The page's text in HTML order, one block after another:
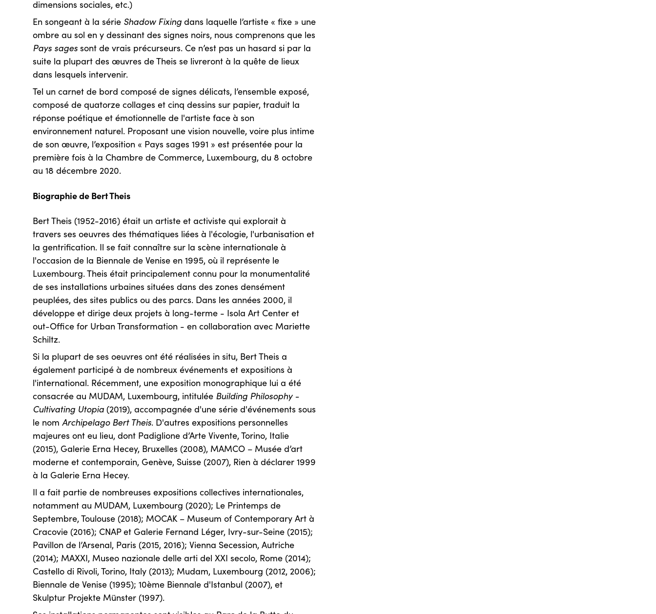
dimensions sociales, etc.)
En songeant à la série Shadow Fixing dans laquelle l’artiste « fixe » une
ombre au sol en y dessinant des signes noirs, nous comprenons que les
Pays sages sont de vrais précurseurs. Ce n’est pas un hasard si par la
suite la plupart des œuvres de Theis se livreront à la quête de lieux
dans lesquels intervenir.
Tel un carnet de bord composé de signes délicats, l’ensemble exposé,
composé de quatorze collages et cinq dessins sur papier, traduit la
réponse poétique et émotionnelle de l'artiste face à son
environnement naturel. Proposant une vision nouvelle, voire plus intime
de son œuvre, l’exposition « Pays sages 1991 » est présentée pour la
première fois à la Chambre de Commerce, Luxembourg, du 8 octobre
au 18 décembre 2020.
Biographie de Bert Theis
Bert Theis (1952-2016) était un artiste et activiste qui explorait à
travers ses oeuvres des thématiques liées à l'écologie, l'urbanisation et
la gentrification. Il se fait connaître sur la scène internationale à
l'occasion de la Biennale de Venise en 1995, où il représente le
Luxembourg. Theis était principalement connu pour la monumentalité
de ses installations urbaines situées dans des zones densément
peuplées, des sites publics ou des parcs. Dans les années 2000, il
développe et dirige deux projets à long-terme - Isola Art Center et
out-Office for Urban Transformation - en collaboration avec Mariette
Schiltz.
Si la plupart de ses oeuvres ont été réalisées in situ, Bert Theis a
également participé à de nombreux événements et expositions à
l'international. Récemment, une exposition monographique lui a été
consacrée au MUDAM, Luxembourg, intitulée Building Philosophy -
Cultivating Utopia (2019), accompagnée d'une série d'événements sous
le nomArchipelago Bert Theis. D'autres expositions personnelles
majeures ont eu lieu, dont Padiglione d’Arte Vivente, Torino, Italie
(2015), Galerie Erna Hecey, Bruxelles (2008), MAMCO – Musée d’art
moderne et contemporain, Genève, Suisse (2007), Rien à déclarer 1999
à la Galerie Erna Hecey.
Il a fait partie de nombreuses expositions collectives internationales,
notamment au MUDAM, Luxembourg (2020); Le Printemps de
Septembre, Toulouse (2018); MOCAK – Museum of Contemporary Art à
Cracovie (2016); CNAP et Galerie Fernand Léger, Ivry-sur-Seine (2015);
Pavillon de l’Arsenal, Paris (2015, 2016); Vienna Secession, Autriche
(2014); MAXXI, Museo nazionale delle arti del XXI secolo, Rome (2014);
Castello di Rivoli, Torino, Italy (2013); Mudam, Luxembourg (2012, 2006);
Biennale de Venise (1995); 10ème Biennale d'Istanbul (2007), et
Skulptur Projekte Münster (1997).